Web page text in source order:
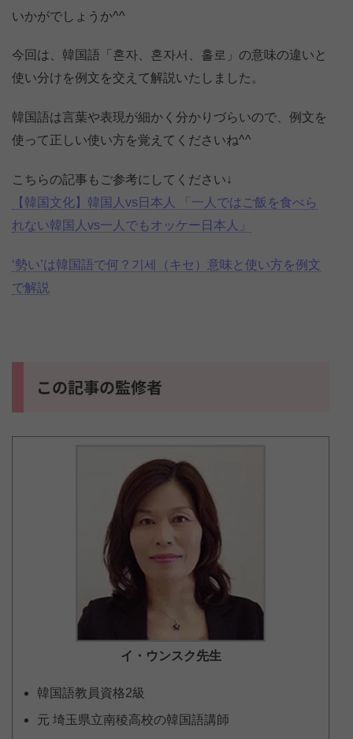
いかがでしょうか^^
今回は、韓国語「혼자、혼자서、홀로」の意味の違いと
使い分けを例文を交えて解説いたしました。
韓国語は言葉や表現が細かく分かりづらいので、例文を
使って正しい使い方を覚えてくださいね^^
こちらの記事もご参考にしてください↓
【韓国文化】韓国人vs日本人 「一人ではご飯を食べら
れない韓国人vs一人でもオッケー日本人」
‘勢い’は韓国語で何？기세（キセ）意味と使い方を例文
で解説
この記事の監修者
イ・ウンスク先生
韓国語教員資格2級
元 埼玉県立南稜高校の韓国語講師